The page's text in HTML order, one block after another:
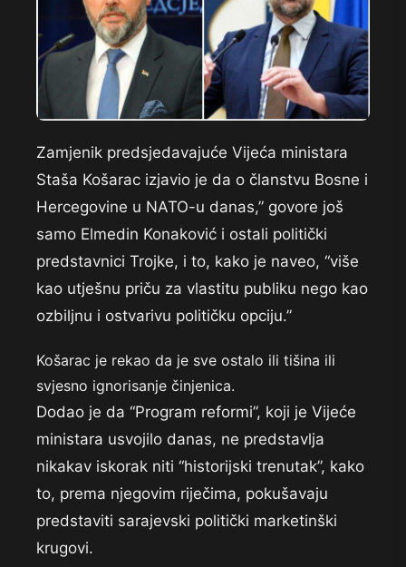
Zamjenik predsjedavajuće Vijeća ministara
Staša Košarac izjavio je da o članstvu Bosne i
Hercegovine u NATO-u danas,” govore još
samo Elmedin Konaković i ostali politički
predstavnici Trojke, i to, kako je naveo, “više
kao utješnu priču za vlastitu publiku nego kao
ozbiljnu i ostvarivu političku opciju.”
Košarac je rekao da je sve ostalo ili tišina ili
svjesno ignorisanje činjenica.
Dodao je da “Program reformi”, koji je Vijeće
ministara usvojilo danas, ne predstavlja
nikakav iskorak niti “historijski trenutak”, kako
to, prema njegovim riječima, pokušavaju
predstaviti sarajevski politički marketinški
krugovi.